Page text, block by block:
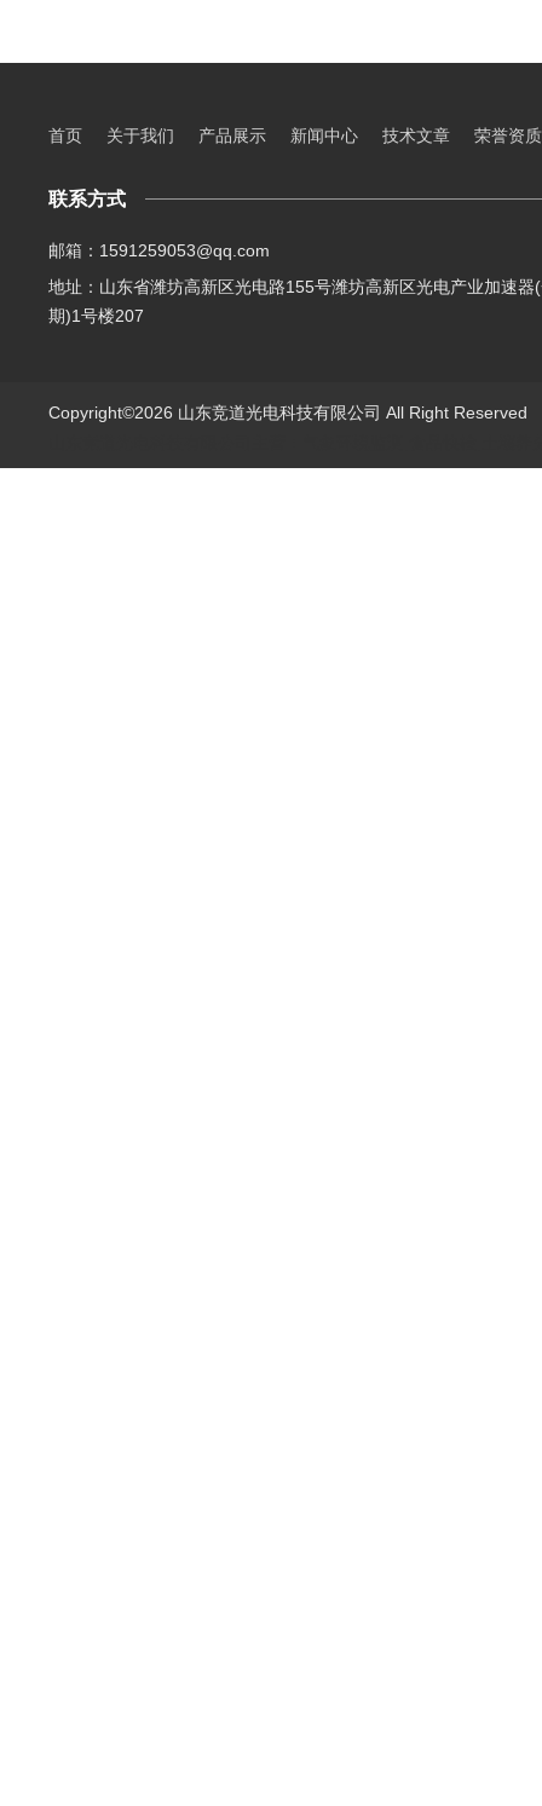
首页 关于我们 产品展示 新闻中心 技术文章 荣誉资质
联系方式
邮箱：1591259053@qq.com
地址：山东省潍坊高新区光电路155号潍坊高新区光电产业加速器
期)1号楼207
Copyright©2026 山东竞道光电科技有限公司 All Right